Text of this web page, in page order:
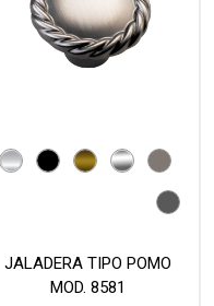
JALADERA TIPO POMO
MOD. 8581